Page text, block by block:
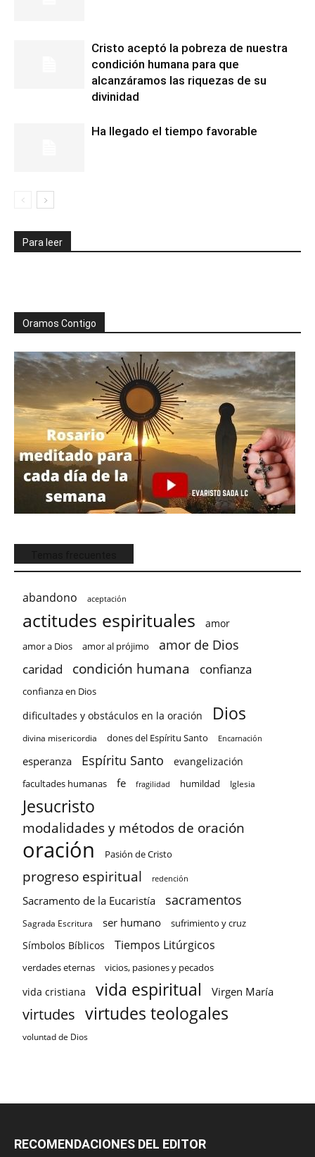
Cristo aceptó la pobreza de nuestra
condición humana para que
alcanzáramos las riquezas de su
divinidad
Ha llegado el tiempo favorable
Para leer
Oramos Contigo
abandono aceptación
actitudes espirituales amor
amor a Dios amor al prójimo amor de Dios
caridad condición humana confianza
confianza en Dios
dificultades y obstáculos en la oración Dios
divina misericordia dones del Espíritu Santo Encarnación
esperanza Espíritu Santo evangelización
facultades humanas fe fragilidad humildad Iglesia
Jesucristo
modalidades y métodos de oración
oración Pasión de Cristo
progreso espiritual redención
Sacramento de la Eucaristía sacramentos
Sagrada Escritura ser humano sufrimiento y cruz
Símbolos Bíblicos Tiempos Litúrgicos
verdades eternas vicios, pasiones y pecados
vida cristiana vida espiritual Virgen María
virtudes virtudes teologales
voluntad de Dios
RECOMENDACIONES DEL EDITOR